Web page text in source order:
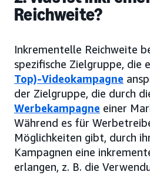
Reichweite?
Inkrementelle Reichweite
spezifische Zielgruppe, die
Top)-Videokampagne
der Zielgruppe, die durch
Werbekampagne einer
Während es für
Möglichkeiten gibt, durch
Kampagnen eine
erlangen, z. B. die